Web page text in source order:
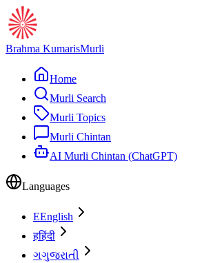
Brahma KumarisMurli
Home
Murli Search
Murli Topics
Murli Chintan
AI Murli Chintan (ChatGPT)
Languages
EEnglish
हहिंदी
ગગુજરાતી